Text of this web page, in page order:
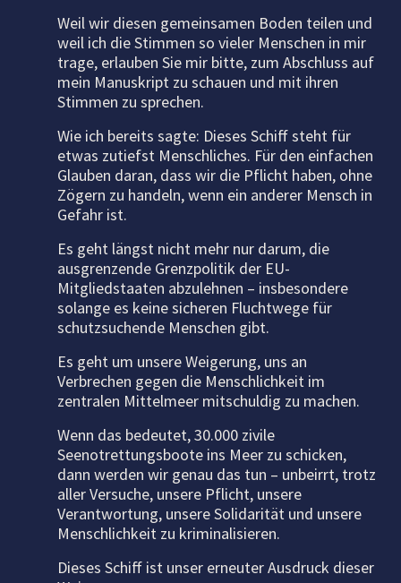
Weil wir diesen gemeinsamen Boden teilen und
weil ich die Stimmen so vieler Menschen in mir
trage, erlauben Sie mir bitte, zum Abschluss auf
mein Manuskript zu schauen und mit ihren
Stimmen zu sprechen.
Wie ich bereits sagte: Dieses Schiff steht für
etwas zutiefst Menschliches. Für den einfachen
Glauben daran, dass wir die Pflicht haben, ohne
Zögern zu handeln, wenn ein anderer Mensch in
Gefahr ist.
Es geht längst nicht mehr nur darum, die
ausgrenzende Grenzpolitik der EU-
Mitgliedstaaten abzulehnen – insbesondere
solange es keine sicheren Fluchtwege für
schutzsuchende Menschen gibt.
Es geht um unsere Weigerung, uns an
Verbrechen gegen die Menschlichkeit im
zentralen Mittelmeer mitschuldig zu machen.
Wenn das bedeutet, 30.000 zivile
Seenotrettungsboote ins Meer zu schicken,
dann werden wir genau das tun – unbeirrt, trotz
aller Versuche, unsere Pflicht, unsere
Verantwortung, unsere Solidarität und unsere
Menschlichkeit zu kriminalisieren.
Dieses Schiff ist unser erneuter Ausdruck dieser